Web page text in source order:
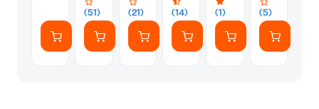
(51) (21)
cm
-
Inox
(14) (1) (5)